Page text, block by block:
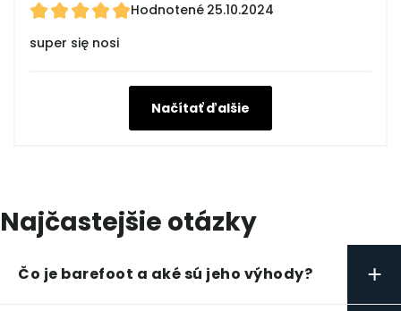
Hodnotené 25.10.2024
super się nosi
Načítať ďalšie
Najčastejšie otázky
Čo je barefoot a aké sú jeho výhody? +